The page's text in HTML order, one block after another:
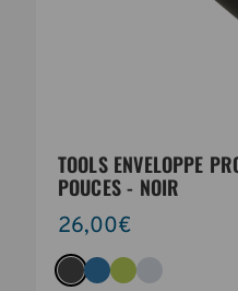
TOOLS ENVELOPPE
POUCES - NOIR
26,00€